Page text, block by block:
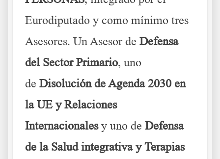
Eurodiputado y como mínimo tres
Asesores. Un Asesor de Defensa
del Sector Primario, uno
de Disolución de Agenda 2030 en
la UE y Relaciones
Internacionalesy uno de Defensa
de la Salud integrativa y Terapias